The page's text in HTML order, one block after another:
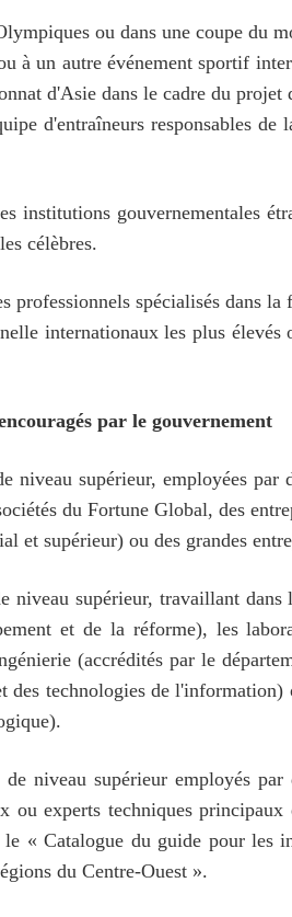
ou dans une coupe du
à un autre événement sportif
d'Asie dans le cadre du projet
d'entraîneurs responsables de
institutions gouvernementales
célèbres.
professionnels spécialisés dans
internationaux les plus
par le gouvernement
niveau supérieur, employées par
du Fortune Global, des
et supérieur) ou des grandes
niveau supérieur, travaillant
et de la réforme), les
(accrédités par le
des technologies de
niveau supérieur employés
ou experts techniques
le « Catalogue du guide pour les
du Centre-Ouest ».